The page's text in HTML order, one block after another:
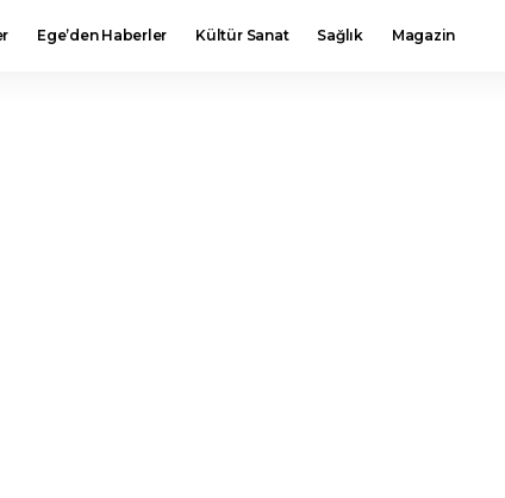
Ege’den Haberler Kültür Sanat Sağlık Magazin